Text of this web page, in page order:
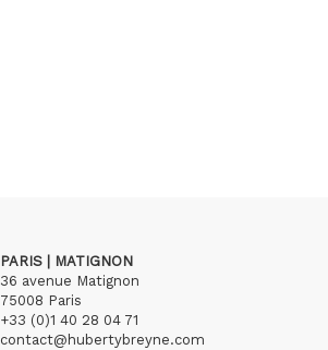
PARIS | MATIGNON
36 avenue Matignon
75008 Paris
+33 (0)1 40 28 04 71
contact@hubertybreyne.com